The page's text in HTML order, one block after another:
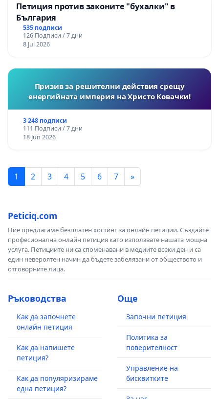
Петиция против законите "бухалки" в
България
535 подписи
126 Подписи / 7 дни
8 Jul 2026
Призив за решителни действия срещу
енергийната империя на Христо Ковачки!
3 248 подписи
111 Подписи / 7 дни
18 Jun 2026
1 2 3 4 5 6 7 »
Peticiq.com
Ние предлагаме безплатен хостинг за онлайн петиции. Създайте
професионална онлайн петиция като използвате нашата мощна
услуга. Петициите ни са споменавани в медиите всеки ден и са
един невероятен начин да бъдете забелязани от обществото и
отговорните лица.
Ръководства
Как да започнете
онлайн петиция
Как да напишете
петиция?
Как да популяризираме
една петиция?
Още
Започни петиция
Политика за
поверителност
Управление на
бисквитките